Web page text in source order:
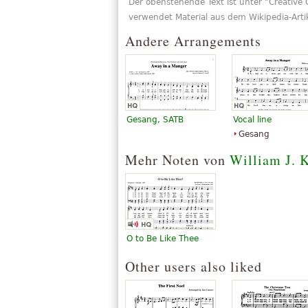
with it, but most now reckon he
To add to the confusion, people
tune from the Americans to the
The version here is the tune used in
(strangely enough) an American
Kirkpatrick.
verwendet Material aus dem Wikipedia-
Andere Arrangements
Gesang, SATB
Vocal line
Gesang
Mehr Noten von William J.
O to Be Like Thee
Other users also liked